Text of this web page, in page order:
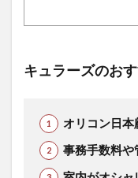
キュラーズのお
オリコン日本
事務手数料や